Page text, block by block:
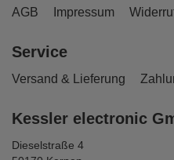
AGB Impressum
Service
Versand & Lieferung
Kessler electronic
Dieselstraße 4